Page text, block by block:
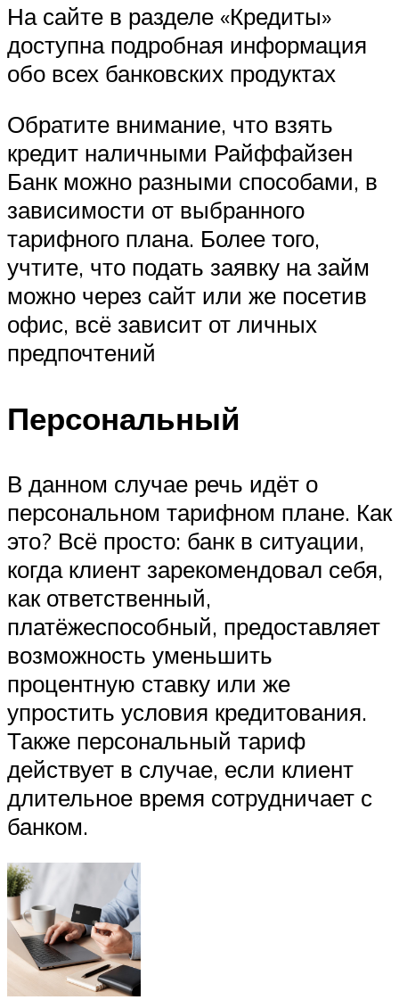
На сайте в разделе «Кредиты»
доступна подробная информация
обо всех банковских продуктах
Обратите внимание, что взять
кредит наличными Райффайзен
Банк можно разными способами, в
зависимости от выбранного
тарифного плана. Более того,
учтите, что подать заявку на займ
можно через сайт или же посетив
офис, всё зависит от личных
предпочтений
Персональный
В данном случае речь идёт о
персональном тарифном плане. Как
это? Всё просто: банк в ситуации,
когда клиент зарекомендовал себя,
как ответственный,
платёжеспособный, предоставляет
возможность уменьшить
процентную ставку или же
упростить условия кредитования.
Также персональный тариф
действует в случае, если клиент
длительное время сотрудничает с
банком.